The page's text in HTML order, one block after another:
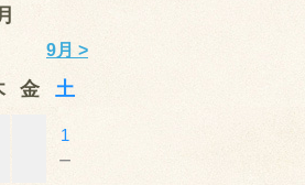
9月 >
金 土
1
－